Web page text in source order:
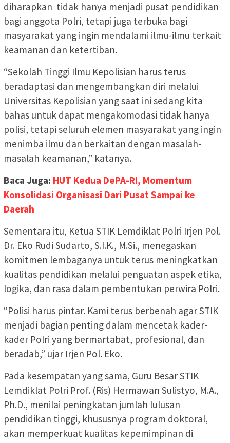
diharapkan tidak hanya menjadi pusat pendidikan
bagi anggota Polri, tetapi juga terbuka bagi
masyarakat yang ingin mendalami ilmu-ilmu terkait
keamanan dan ketertiban.
“Sekolah Tinggi Ilmu Kepolisian harus terus
beradaptasi dan mengembangkan diri melalui
Universitas Kepolisian yang saat ini sedang kita
bahas untuk dapat mengakomodasi tidak hanya
polisi, tetapi seluruh elemen masyarakat yang ingin
menimba ilmu dan berkaitan dengan masalah-
masalah keamanan,” katanya.
Baca Juga: HUT Kedua DePA-RI, Momentum
Konsolidasi Organisasi Dari Pusat Sampai ke
Daerah
Sementara itu, Ketua STIK Lemdiklat Polri Irjen Pol.
Dr. Eko Rudi Sudarto, S.I.K., M.Si., menegaskan
komitmen lembaganya untuk terus meningkatkan
kualitas pendidikan melalui penguatan aspek etika,
logika, dan rasa dalam pembentukan perwira Polri.
“Polisi harus pintar. Kami terus berbenah agar STIK
menjadi bagian penting dalam mencetak kader-
kader Polri yang bermartabat, profesional, dan
beradab,” ujar Irjen Pol. Eko.
Pada kesempatan yang sama, Guru Besar STIK
Lemdiklat Polri Prof. (Ris) Hermawan Sulistyo, M.A.,
Ph.D., menilai peningkatan jumlah lulusan
pendidikan tinggi, khususnya program doktoral,
akan memperkuat kualitas kepemimpinan di